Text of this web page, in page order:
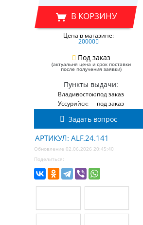
В КОРЗИНУ
Цена в магазине:
20000
Под заказ
(актуальня цена и срок поставки
после получения заявки)
Пункты выдачи:
Владивосток:под заказ
Уссурийск:
под заказ
Задать вопрос
АРТИКУЛ: ALF.24.141
Обновление 02.06.2026 20:45:40
Поделиться: